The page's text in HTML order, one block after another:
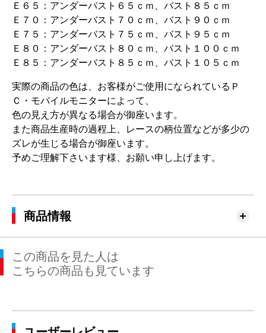
Ｅ６５：アンダーバスト６５ｃｍ、バスト８５ｃｍ
Ｅ７０：アンダーバスト７０ｃｍ、バスト９０ｃｍ
Ｅ７５：アンダーバスト７５ｃｍ、バスト９５ｃｍ
Ｅ８０：アンダーバスト８０ｃｍ、バスト１００ｃｍ
Ｅ８５：アンダーバスト８５ｃｍ、バスト１０５ｃｍ
実際の商品の色は、お客様がご使用になられているＰ
Ｃ・モバイルモニターによって、
色の見え方が異なる場合が御座います。
また商品生産時の過程上、レースの柄位置などが多少の
ズレが生じる場合が御座います。
予めご理解下さいます様、お願い申し上げます。
商品情報
この商品を見た人は
こちらの商品も見ています